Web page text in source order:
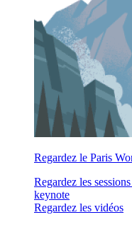
Regardez le Paris
Regardez les
keynote
Regardez les vidéos